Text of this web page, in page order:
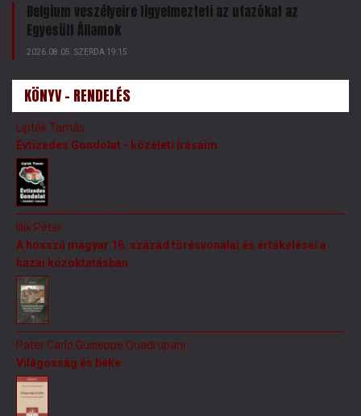
Belgium veszélyeire figyelmezteti az utazókat az
Egyesült Államok
2026.08.05. SZERDA 19:15
KÖNYV - RENDELÉS
Lipták Tamás
Évtizedes Gondolat - közéleti írásaim
Illik Péter
A hosszú magyar 16. század törésvonalai és értékelései a
hazai közoktatásban
Pater Carlo Guiseppe Quadrupani
Világosság és béke